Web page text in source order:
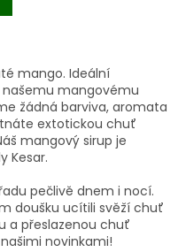
mango. Ideální
mangovému
žádná barviva, aromata
extotickou chuť
mangový sirup je
Kesar.
pečlivě dnem i nocí.
doušku ucítili svěží chuť
a přeslazenou chuť
novinkami!